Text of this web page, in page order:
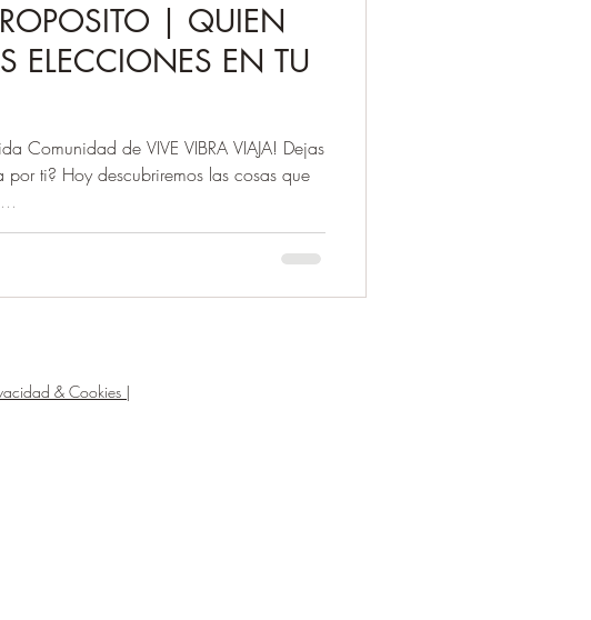
| QUIEN
ELECCIONES EN TU
Comunidad de VIVE VIBRA VIAJA! Dejas
ti? Hoy descubriremos las cosas que
& Cookies |